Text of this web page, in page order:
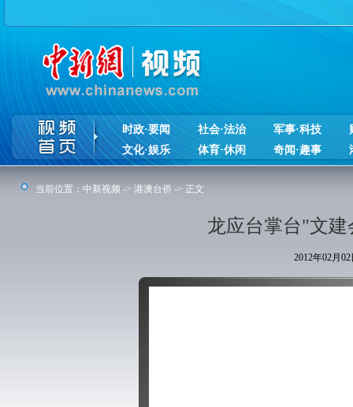
时政·要闻 社会·法治 军事·科技
文化·娱乐
体育·休闲 奇闻·趣事
当前位置： 中新视频 -> 港澳台侨 -> 正文
龙应台掌台"文
2012年02月